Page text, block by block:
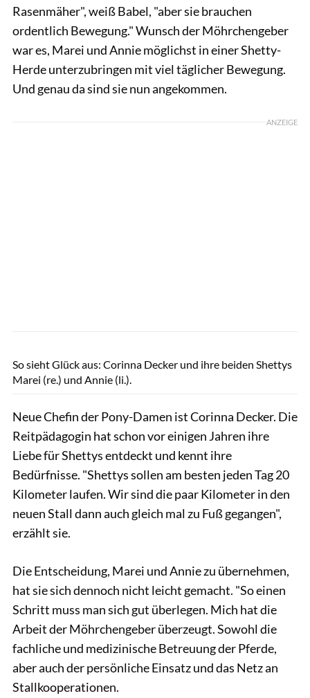
Rasenmäher", weiß Babel, "aber sie brauchen
ordentlich Bewegung." Wunsch der Möhrchengeber
war es, Marei und Annie möglichst in einer Shetty-
Herde unterzubringen mit viel täglicher Bewegung.
Und genau da sind sie nun angekommen.
ANZEIGE
So sieht Glück aus: Corinna Decker und ihre beiden Shettys
Marei (re.) und Annie (li.).
Neue Chefin der Pony-Damen ist Corinna Decker. Die
Reitpädagogin hat schon vor einigen Jahren ihre
Liebe für Shettys entdeckt und kennt ihre
Bedürfnisse. "Shettys sollen am besten jeden Tag 20
Kilometer laufen. Wir sind die paar Kilometer in den
neuen Stall dann auch gleich mal zu Fuß gegangen",
erzählt sie.
Die Entscheidung, Marei und Annie zu übernehmen,
hat sie sich dennoch nicht leicht gemacht. "So einen
Schritt muss man sich gut überlegen. Mich hat die
Arbeit der Möhrchengeber überzeugt. Sowohl die
fachliche und medizinische Betreuung der Pferde,
aber auch der persönliche Einsatz und das Netz an
Stallkooperationen.